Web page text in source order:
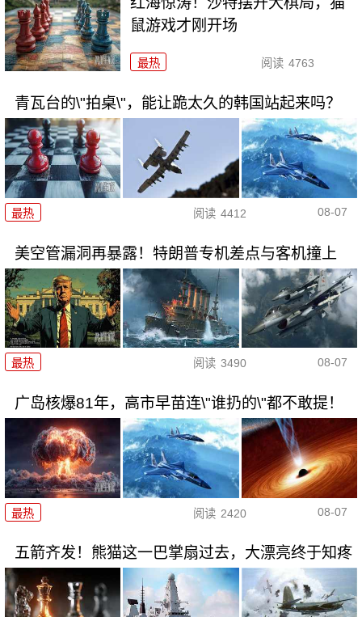
鼠游戏才刚开场
最热 阅读 4763
青瓦台的\"拍桌\"，能让跪太久的韩国站起来吗？
最热 阅读 4412 08-07
美空管漏洞再暴露！特朗普专机差点与客机撞上
最热 阅读 3490 08-07
广岛核爆81年，高市早苗连\"谁扔的\"都不敢提！
最热 阅读 2420 08-07
五箭齐发！熊猫这一巴掌扇过去，大漂亮终于知疼